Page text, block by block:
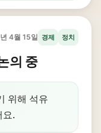
4월 15일 경제 정치
의 중
위해 석유
요.